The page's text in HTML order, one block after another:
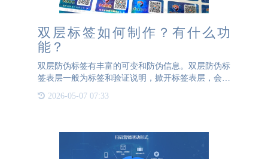
双层标签如何制作？有什么功
能？
双层防伪标签有丰富的可变和防伪信息。双层防伪标
签表层一般为标签和验证说明，掀开标签表层，会有
强防转移能力。双层防伪标签会用多种防伪技术叠
2026-05-07 07:33